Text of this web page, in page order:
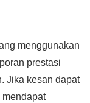
menggunakan
prestasi
Jika kesan dapat